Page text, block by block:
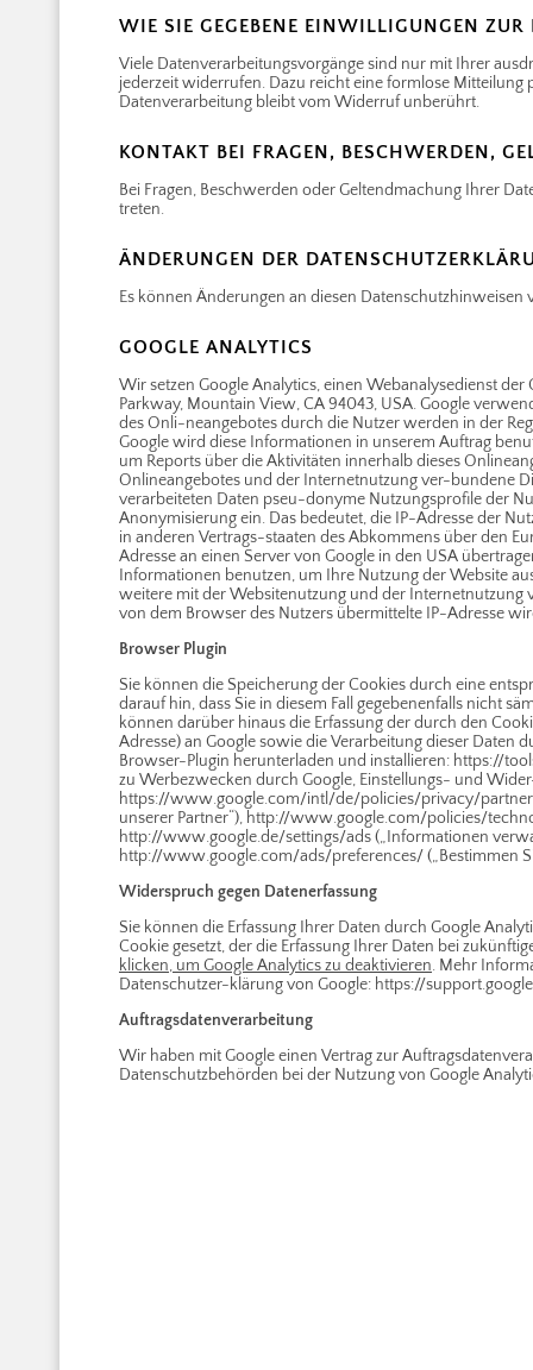
WIE SIE GEGEBENE EINWILLIGUNGEN
Viele Datenverarbeitungsvorgänge sind nur mit Ihrer
jederzeit widerrufen. Dazu reicht eine formlose
Datenverarbeitung bleibt vom Widerruf unberührt.
KONTAKT BEI FRAGEN, BESCHWERDEN,
Bei Fragen, Beschwerden oder Geltendmachung Ihrer
treten.
ÄNDERUNGEN DER
Es können Änderungen an diesen
GOOGLE ANALYTICS
Wir setzen Google Analytics, einen Webanalysedienst der
Parkway, Mountain View, CA 94043, USA. Google
des Onli-neangebotes durch die Nutzer werden in der
Google wird diese Informationen in unserem Auftrag
um Reports über die Aktivitäten innerhalb dieses
Onlineangebotes und der Internetnutzung ver-bundene
verarbeiteten Daten pseu-donyme Nutzungsprofile der
Anonymisierung ein. Das bedeutet, die IP-Adresse der
in anderen Vertrags-staaten des Abkommens über den
Adresse an einen Server von Google in den USA
Informationen benutzen, um Ihre Nutzung der Website
weitere mit der Websitenutzung und der Internetnutzung
von dem Browser des Nutzers übermittelte IP-Adresse
Browser Plugin
Sie können die Speicherung der Cookies durch eine
darauf hin, dass Sie in diesem Fall gegebenenfalls nicht
können darüber hinaus die Erfassung der durch den
Adresse) an Google sowie die Verarbeitung dieser Daten
Browser-Plugin herunterladen und installieren: https://
zu Werbezwecken durch Google, Einstellungs- und
https://www.google.com/intl/de/policies/privacy/
unserer Partner“), http://www.google.com/policies/
http://www.google.de/settings/ads („Informationen
http://www.google.com/ads/preferences/ („Bestimmen
Widerspruch gegen Datenerfassung
Sie können die Erfassung Ihrer Daten durch Google
Cookie gesetzt, der die Erfassung Ihrer Daten bei
klicken, um Google Analytics zu deaktivieren. Mehr
Datenschutzer-klärung von Google: https://
Auftragsdatenverarbeitung
Wir haben mit Google einen Vertrag zur
Datenschutzbehörden bei der Nutzung von Google